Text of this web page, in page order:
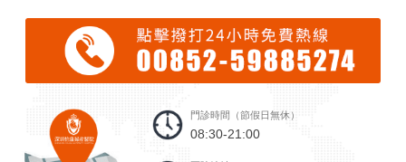
門診時間（節假日無休）
08:30-21:00